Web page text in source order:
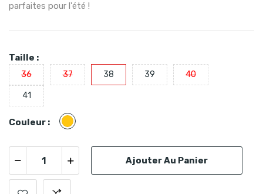
parfaites pour l'été !
Taille :
36 37 38 39 40
41
Couleur : Doré
Ajouter Au Panier